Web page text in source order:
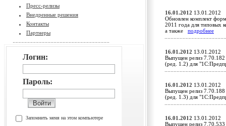
Пресс-релизы
Внедренные решения
Контакты
Партнеры
Логин:
Пароль:
Запомнить меня на этом компьютере
16.01.2012 13.01.2012
Обновлен комплект
2011 года для типовых
а также подробнее
16.01.2012 13.01.2012
Выпущен релиз 7.70.182
(ред. 1.2) для
16.01.2012 13.01.2012
Выпущен релиз 7.70.188
(ред. 1.3) для
16.01.2012 13.01.2012
Выпущен релиз 7.70.533